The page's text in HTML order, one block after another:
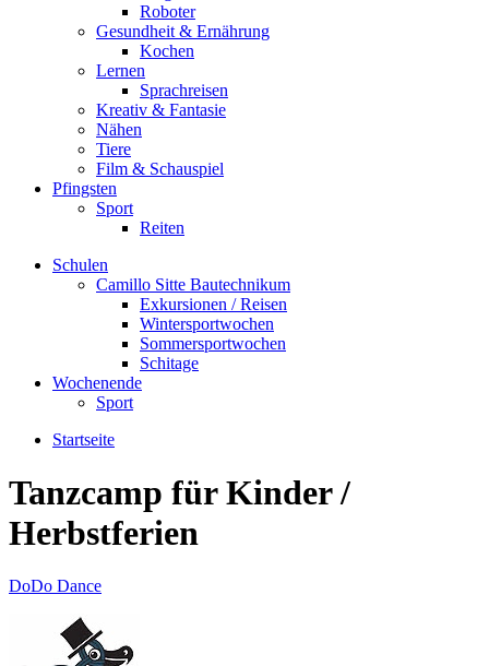
Roboter
Gesundheit & Ernährung
Kochen
Lernen
Sprachreisen
Kreativ & Fantasie
Nähen
Tiere
Film & Schauspiel
Pfingsten
Sport
Reiten
Schulen
Camillo Sitte Bautechnikum
Exkursionen / Reisen
Wintersportwochen
Sommersportwochen
Schitage
Wochenende
Sport
Startseite
Tanzcamp für Kinder /
Herbstferien
DoDo Dance